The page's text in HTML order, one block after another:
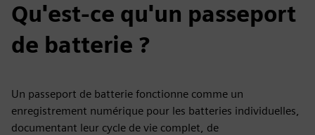
Qu'est-ce qu'un passeport
de batterie ?
Un passeport de batterie fonctionne comme un
enregistrement numérique pour les batteries individuelles,
documentant leur cycle de vie complet, de